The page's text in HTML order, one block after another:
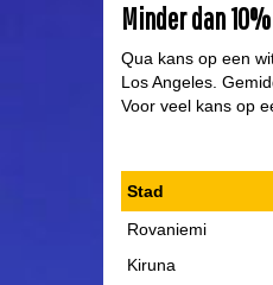
Minder dan
Qua kans op een
Los Angeles.
Voor veel kans op
Stad
Rovaniemi
Kiruna